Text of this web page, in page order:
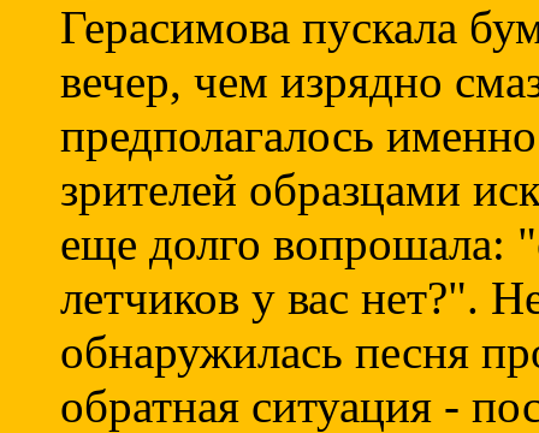
Герасимова пускала
вечер, чем изрядно
предполагалось
зрителей образцами
еще долго вопрошала:
летчиков у вас нет?".
обнаружилась песня
обратная ситуация -